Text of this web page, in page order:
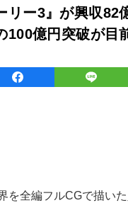
リー3』が興収82
100億円突破が目
を全編フルCGで描い